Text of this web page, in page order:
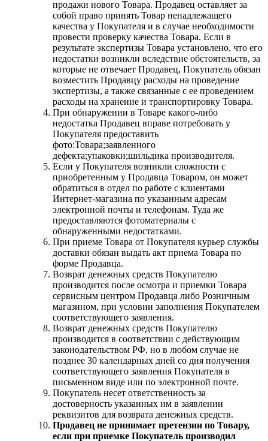
продажи нового Товара. Продавец оставляет за
собой право принять Товар ненадлежащего
качества у Покупателя и в случае необходимости
провести проверку качества Товара. Если в
результате экспертизы Товара установлено, что его
недостатки возникли вследствие обстоятельств, за
которые не отвечает Продавец, Покупатель обязан
возместить Продавцу расходы на проведение
экспертизы, а также связанные с ее проведением
расходы на хранение и транспортировку Товара.
При обнаружении в Товаре какого-либо
недостатка Продавец вправе потребовать у
Покупателя предоставить
фото:Товара;заявленного
дефекта;упаковки;шильдика производителя.
Если у Покупателя возникли сложности с
приобретенным у Продавца Товаром, он может
обратиться в отдел по работе с клиентами
Интернет-магазина по указанным адресам
электронной почты и телефонам. Туда же
предоставляются фотоматериалы с
обнаруженными недостатками.
При приеме Товара от Покупателя курьер службы
доставки обязан выдать акт приема Товара по
форме Продавца.
Возврат денежных средств Покупателю
производится после осмотра и приемки Товара
сервисным центром Продавца либо Розничным
магазином, при условии заполнения Покупателем
соответствующего заявления.
Возврат денежных средств Покупателю
производится в соответствии с действующим
законодательством РФ, но в любом случае не
позднее 30 календарных дней со дня получения
соответствующего заявления Покупателя в
письменном виде или по электронной почте.
Покупатель несет ответственность за
достоверность указанных им в заявлении
реквизитов для возврата денежных средств.
Продавец не принимает претензии по Товару,
если при приемке Покупатель производил